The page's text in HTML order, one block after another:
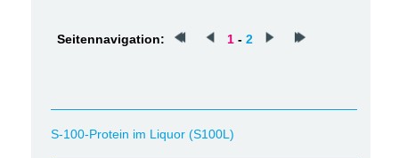
Seitennavigation: 1 - 2
S-100-Protein im Liquor (S100L)